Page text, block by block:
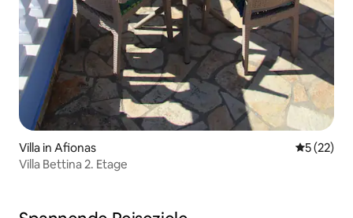
Villa in Afionas
5 (22)
Villa Bettina 2. Etage